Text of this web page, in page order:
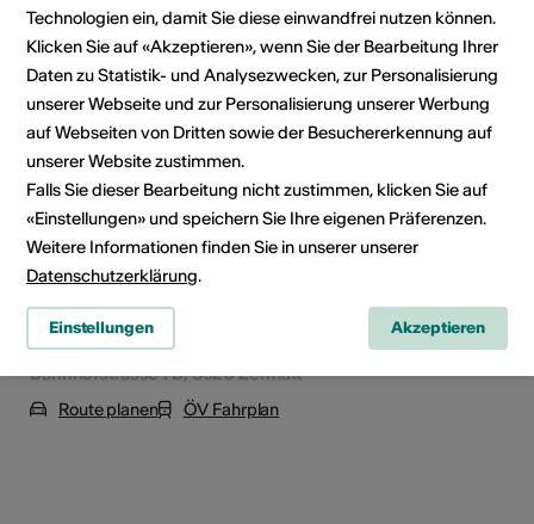
Veranstaltungsort
Bahnhofstrasse 7B, 3920 Zermatt
Route planen
ÖV Fahrplan
Technologien ein, damit Sie diese einwandfrei nutzen können.
Klicken Sie auf «Akzeptieren», wenn Sie der Bearbeitung Ihrer
Daten zu Statistik- und Analysezwecken, zur Personalisierung
unserer Webseite und zur Personalisierung unserer Werbung
auf Webseiten von Dritten sowie der Besuchererkennung auf
unserer Website zustimmen.
Falls Sie dieser Bearbeitung nicht zustimmen, klicken Sie auf
«Einstellungen» und speichern Sie Ihre eigenen Präferenzen.
Weitere Informationen finden Sie in unserer unserer
Datenschutzerklärung.
Einstellungen Akzeptieren